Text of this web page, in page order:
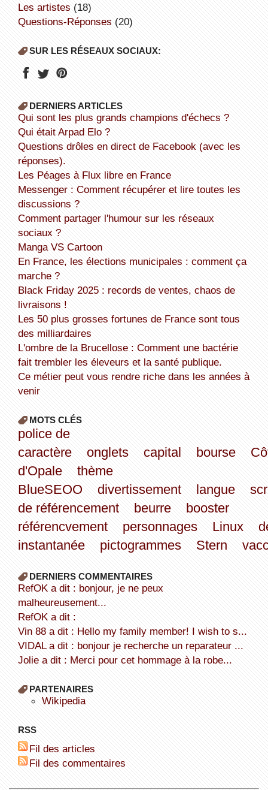
Les artistes (18)
Questions-Réponses (20)
SUR LES RÉSEAUX SOCIAUX:
DERNIERS ARTICLES
Qui sont les plus grands champions d'échecs ?
Qui était Arpad Elo ?
Questions drôles en direct de Facebook (avec les
réponses).
Les Péages à Flux libre en France
Messenger : Comment récupérer et lire toutes les
discussions ?
Comment partager l'humour sur les réseaux
sociaux ?
Manga VS Cartoon
En France, les élections municipales : comment ça
marche ?
Black Friday 2025 : records de ventes, chaos de
livraisons !
Les 50 plus grosses fortunes de France sont tous
des milliardaires
L'ombre de la Brucellose : Comment une bactérie
fait trembler les éleveurs et la santé publique.
Ce métier peut vous rendre riche dans les années à
venir
MOTS CLÉS
police de
caractère
onglets capital bourse
d'Opale
thème
BlueSEOO
divertissement langue
de référencement
beurre
booster
référencvement
personnages Linux
instantanée
pictogrammes Stern
DERNIERS COMMENTAIRES
refOK a dit : bonjour, je ne peux
malheureusement...
refOK a dit :
Vin 88 a dit : Hello my family member! I wish to s...
VIDAL a dit : bonjour je recherche un reparateur ...
Jolie a dit : Merci pour cet hommage à la robe...
PARTENAIRES
wikipedia
RSS
Fil des articles
Fil des commentaires